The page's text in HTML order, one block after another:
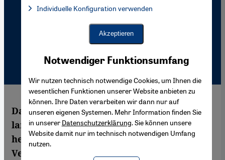
Dass sich die arabische Jugend bereits seit
langem äußerst kritisch mit den
herrschenden gesellschaftlichen
Verhältnissen in ihren Ländern
Notwendiger Funktionsumfang
Wir nutzen technisch notwendige Cookies, um Ihnen die
wesentlichen Funktionen unserer Website anbieten zu
können. Ihre Daten verarbeiten wir dann nur auf
unseren eigenen Systemen. Mehr Information finden Sie
in unserer Datenschutzerklärung. Sie können unsere
Website damit nur im technisch notwendigen Umfang
nutzen.
Facebook Embed / Facebook Connect, Google Maps Embed,
Facebook Embed / Facebook Connect
Google Maps Embed
Individuelle Konfiguration verwenden
Akzeptieren